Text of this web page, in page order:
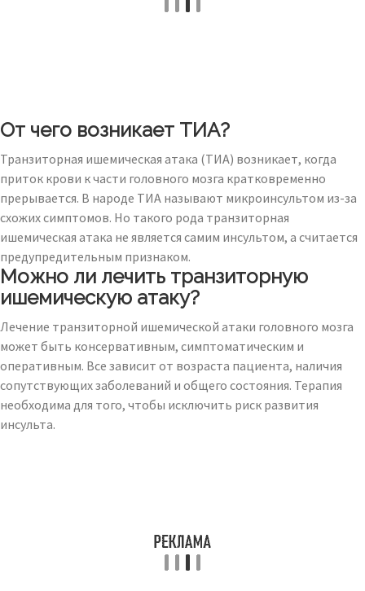
От чего возникает ТИА?
Транзиторная ишемическая атака (ТИА) возникает, когда
приток крови к части головного мозга кратковременно
прерывается. В народе ТИА называют микроинсультом из-за
схожих симптомов. Но такого рода транзиторная
ишемическая атака не является самим инсультом, а считается
предупредительным признаком.
Можно ли лечить транзиторную
ишемическую атаку?
Лечение транзиторной ишемической атаки головного мозга
может быть консервативным, симптоматическим и
оперативным. Все зависит от возраста пациента, наличия
сопутствующих заболеваний и общего состояния. Терапия
необходима для того, чтобы исключить риск развития
инсульта.